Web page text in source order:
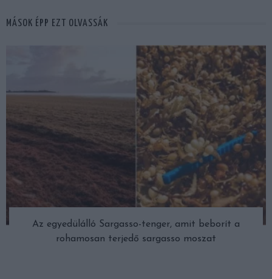
MÁSOK ÉPP EZT OLVASSÁK
Az egyedülálló Sargasso-tenger, amit beborít a
rohamosan terjedő sargasso moszat